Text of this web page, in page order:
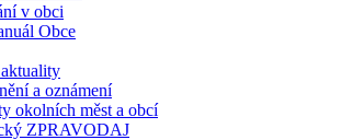
v obci
Obce
a oznámení
okolních měst a obcí
ZPRAVODAJ